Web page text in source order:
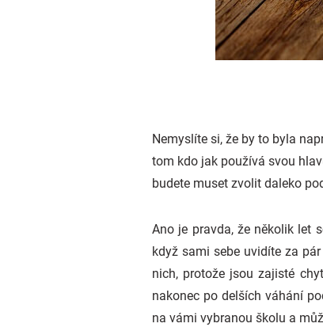
Nemyslíte si, že by to byla
tom kdo jak používá svou
budete muset zvolit daleko
Ano je pravda, že několik let
když sami sebe uvidíte za
nich, protože jsou zajisté
nakonec po delších váhání
na vámi vybranou školu a